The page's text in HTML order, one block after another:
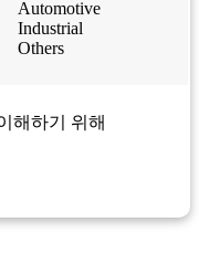
Automotive
Industrial
Others
해하기 위해